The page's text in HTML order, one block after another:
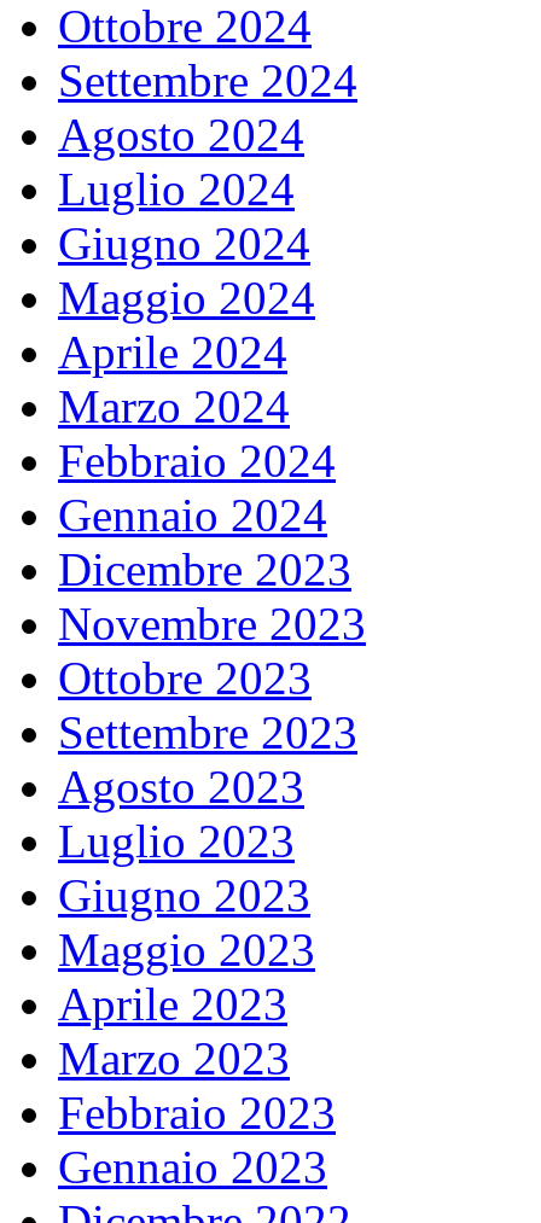
Ottobre 2024
Settembre 2024
Agosto 2024
Luglio 2024
Giugno 2024
Maggio 2024
Aprile 2024
Marzo 2024
Febbraio 2024
Gennaio 2024
Dicembre 2023
Novembre 2023
Ottobre 2023
Settembre 2023
Agosto 2023
Luglio 2023
Giugno 2023
Maggio 2023
Aprile 2023
Marzo 2023
Febbraio 2023
Gennaio 2023